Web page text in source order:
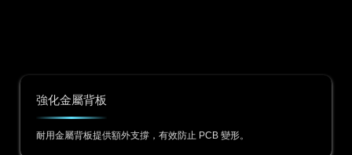
強化金屬背板
耐用金屬背板提供額外支撐，有效防止 PCB 變形。